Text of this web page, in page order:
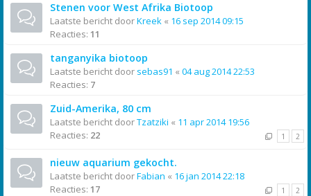
Stenen voor West Afrika Biotoop
Laatste bericht doorKreek « 16 sep 2014 09:15
Reacties: 11
tanganyika biotoop
Laatste bericht door sebas91 « 04 aug 2014 22:53
Reacties: 7
Zuid-Amerika, 80 cm
Laatste bericht doorTzatziki « 11 apr 2014 19:56
Reacties: 22 1 2
nieuw aquarium gekocht.
Laatste bericht doorFabian « 16 jan 2014 22:18
Reacties: 17 1 2